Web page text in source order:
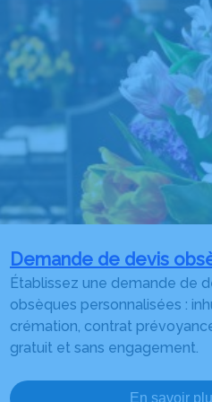
Demande de devis
Établissez une demande de
obsèques personnalisées :
crémation, contrat
gratuit et sans engagement.
En savoir